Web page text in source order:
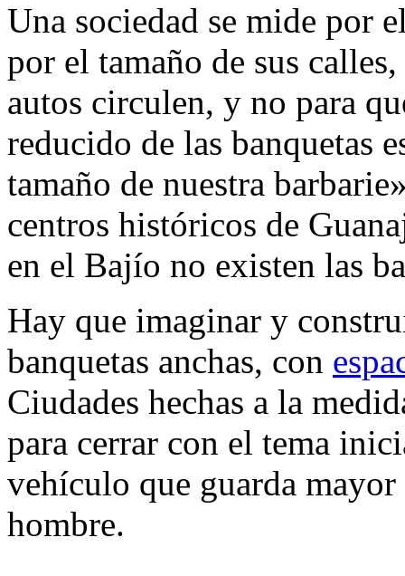
Una sociedad se mide por
por el tamaño de sus
autos circulen, y no para
reducido de las banquetas
tamaño de nuestra
centros históricos de
en el Bajío no existen las
Hay que imaginar y
banquetas anchas, con
Ciudades hechas a la
para cerrar con el tema
vehículo que guarda
hombre.